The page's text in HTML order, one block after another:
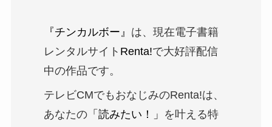
『チンカルボー』 は、現在電子書籍
レンタルサイト Renta!で大好評配信
中の作品です。
テレビCMでもおなじみのRenta!は、
あなたの「読みたい！」 を叶える特